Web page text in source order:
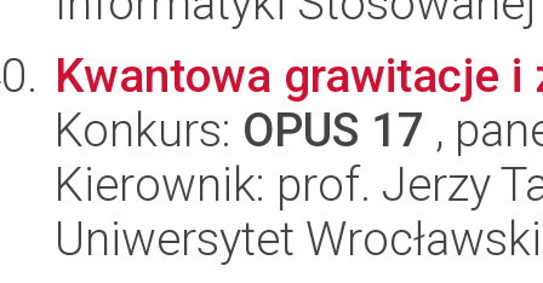
Kwantowa grawitacje
Konkurs: OPUS 17 ,
Kierownik: prof. Jerzy
Uniwersytet